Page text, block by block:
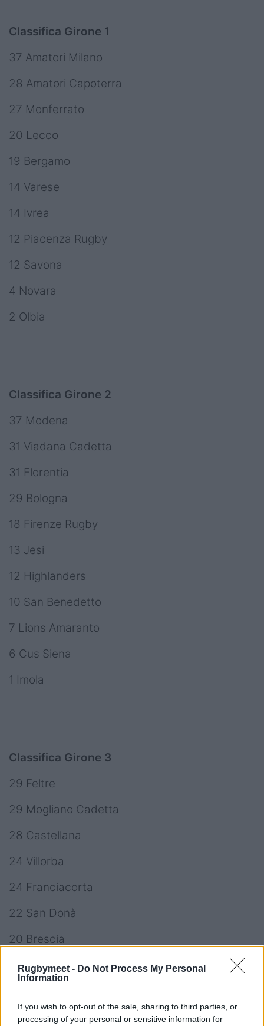
Rugbymeet - Do Not Process My Personal
Information
If you wish to opt-out of the sale, sharing to third parties, or
processing of your personal or sensitive information for
Classifica Girone 1
37 Amatori Milano
28 Amatori Capoterra
27 Monferrato
20 Lecco
19 Bergamo
14 Varese
14 Ivrea
12 Piacenza Rugby
12 Savona
4 Novara
2 Olbia
Classifica Girone 2
37 Modena
31 Viadana Cadetta
31 Florentia
29 Bologna
18 Firenze Rugby
13 Jesi
12 Highlanders
10 San Benedetto
7 Lions Amaranto
6 Cus Siena
1 Imola
Classifica Girone 3
29 Feltre
29 Mogliano Cadetta
28 Castellana
24 Villorba
24 Franciacorta
22 San Donà
20 Brescia
9 Mirano
5 Botticino